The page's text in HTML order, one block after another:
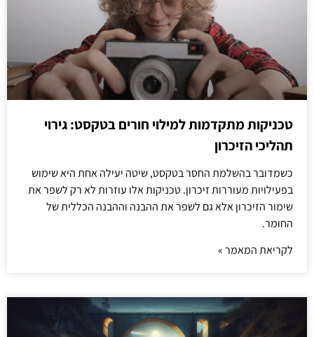
טכניקות מתקדמות למילוי חורים בטקסט: גירוי
תהליכי הזיכרון
כשמדובר בהשלמת החסר בטקסט, שיטה יעילה אחת היא שימוש
בפעילויות מעוררות זיכרון. טכניקות אלו עוזרות לא רק לשפר את
שימור הזיכרון אלא גם לשפר את ההבנה וההבנה הכללית של
החומר.
לקריאת המאמר »